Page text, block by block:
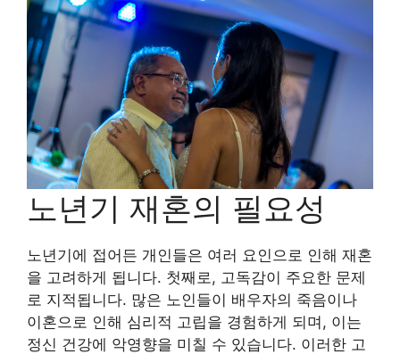
노년기 재혼의 필요성
노년기에 접어든 개인들은 여러 요인으로 인해 재혼
을 고려하게 됩니다. 첫째로, 고독감이 주요한 문제
로 지적됩니다. 많은 노인들이 배우자의 죽음이나
이혼으로 인해 심리적 고립을 경험하게 되며, 이는
정신 건강에 악영향을 미칠 수 있습니다. 이러한 고